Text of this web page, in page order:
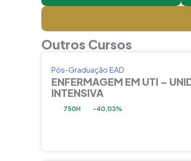
Outros Cursos
Pós-Graduação EAD
ENFERMAGEM EM UTI –
INTENSIVA
750H -40,03%